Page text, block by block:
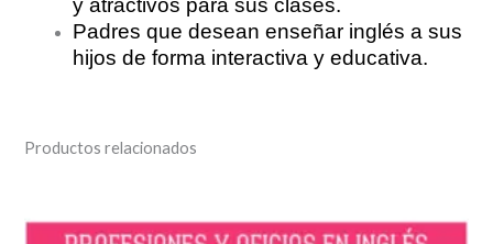
Padres que desean enseñar inglés a sus
hijos de forma interactiva y educativa.
Productos relacionados